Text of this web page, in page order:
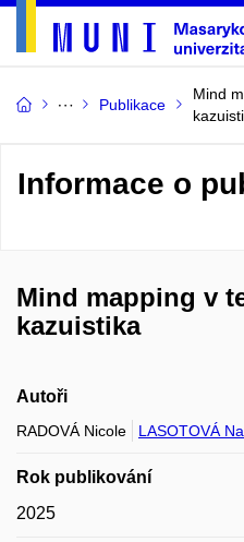
Publikace
Mind
Informace o
Mind mapping v
kazuistika
Autoři
RADOVÁ Nicole LASOTOVÁ
Rok publikování
2025